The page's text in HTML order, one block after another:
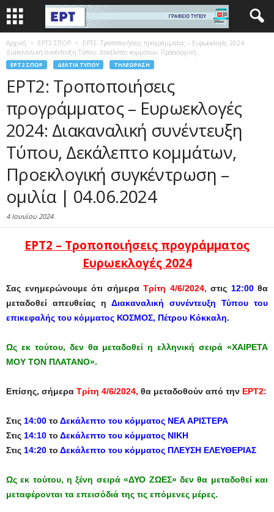
Αρχική EΡΤ2 ΣΠΟΡ
ΕΡΤ2: Τροποποιήσεις προγράμματος – Ευρωεκλογές 2024:
Διακαναλική συνέντευξη Τύπου, Δεκάλεπτο κομμάτων, Προεκλογική...
EΡΤ2 ΣΠΟΡ ΔΕΛΤΊΑ ΤΎΠΟΥ ΤΗΛΕΌΡΑΣΗ
ΕΡΤ2: Τροποποιήσεις
προγράμματος – Ευρωεκλογές
2024: Διακαναλική συνέντευξη
Τύπου, Δεκάλεπτο κομμάτων,
Προεκλογική συγκέντρωση –
ομιλία | 04.06.2024
4 Ιουνίου 2024
ΕΡΤ2 – Τροποποιήσεις προγράμματος
Ευρωεκλογές 2024
Σας ενημερώνουμε ότι σήμερα Τρίτη 4/6/2024, στις 12:00θα
μεταδοθεί απευθείας η Διακαναλική συνέντευξη Τύπου του
επικεφαλής του κόμματος ΚΟΣΜΟΣ, Πέτρου Κόκκαλη.
Ως εκ τούτου, δεν θα μεταδοθεί η ελληνική σειρά «ΧΑΙΡΕΤΑ
ΜΟΥ ΤΟΝ ΠΛΑΤΑΝΟ».
Επίσης, σήμερα Τρίτη 4/6/2024, θα μεταδοθούν από την ΕΡΤ2:
Στις 14:00 το Δεκάλεπτο του κόμματος ΝΕΑ ΑΡΙΣΤΕΡΑ
Στις 14:10 το Δεκάλεπτο του κόμματος ΝΙΚΗ
Στις 14:20 το Δεκάλεπτο του κόμματος ΠΛΕΥΣΗ ΕΛΕΥΘΕΡΙΑΣ
Ως εκ τούτου, η ξένη σειρά «ΔΥΟ ΖΩΕΣ» δεν θα μεταδοθεί και
μεταφέρονται τα επεισόδιά της τις επόμενες μέρες.